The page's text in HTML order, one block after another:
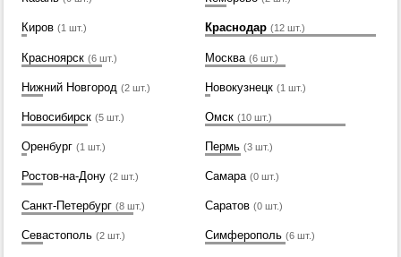
Киров (1 шт.) Краснодар (12 шт.)
Красноярск (6 шт.) Москва (6 шт.)
Нижний Новгород (2 шт.) Новокузнецк (1 шт.)
Новосибирск (5 шт.) Омск (10 шт.)
Оренбург (1 шт.) Пермь (3 шт.)
Ростов-на-Дону (2 шт.) Самара (0 шт.)
Санкт-Петербург (8 шт.) Саратов (0 шт.)
Севастополь (2 шт.) Симферополь (6 шт.)